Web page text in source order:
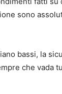
sono
bassi, la
che vada